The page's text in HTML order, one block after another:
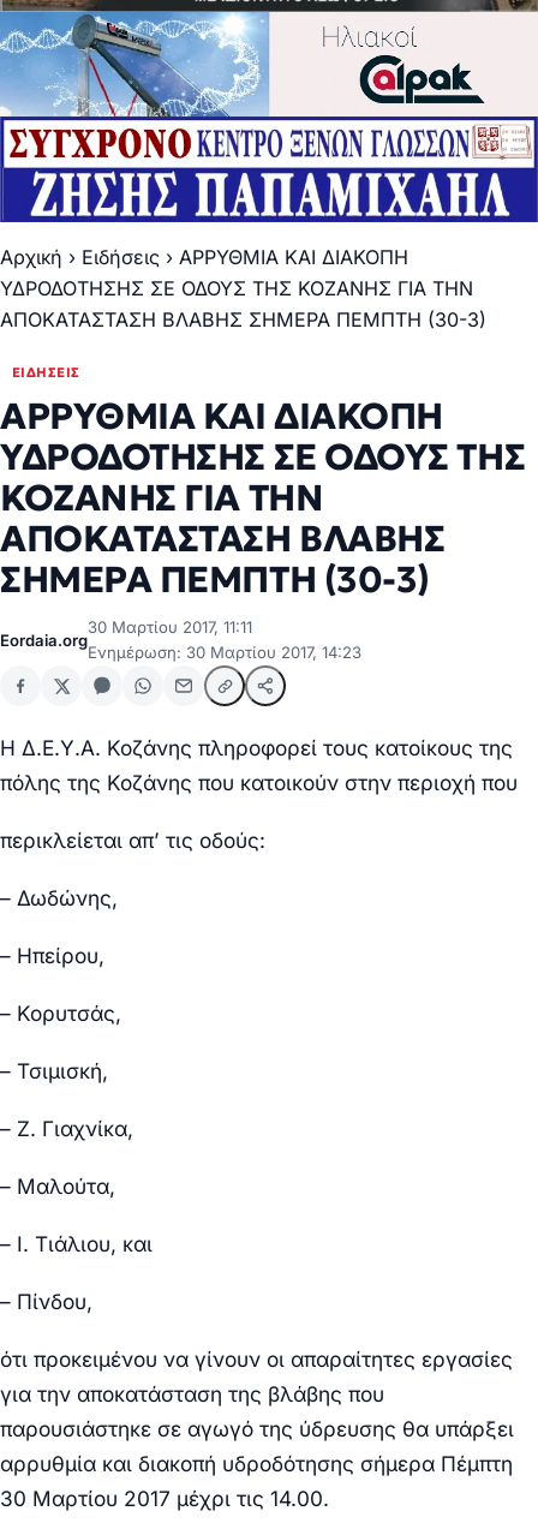
Αρχική › Ειδήσεις › ΑΡΡΥΘΜΙΑ ΚΑΙ ΔΙΑΚΟΠΗ
ΥΔΡΟΔΟΤΗΣΗΣ ΣΕ ΟΔΟΥΣ ΤΗΣ ΚΟΖΑΝΗΣ ΓΙΑ ΤΗΝ
ΑΠΟΚΑΤΑΣΤΑΣΗ ΒΛΑΒΗΣ ΣΗΜΕΡΑ ΠΕΜΠΤΗ (30-3)
ΕΙΔΉΣΕΙΣ
ΑΡΡΥΘΜΙΑ ΚΑΙ ΔΙΑΚΟΠΗ
ΥΔΡΟΔΟΤΗΣΗΣ ΣΕ ΟΔΟΥΣ ΤΗΣ
ΚΟΖΑΝΗΣ ΓΙΑ ΤΗΝ
ΑΠΟΚΑΤΑΣΤΑΣΗ ΒΛΑΒΗΣ
ΣΗΜΕΡΑ ΠΕΜΠΤΗ (30-3)
Eordaia.org
30 Μαρτίου 2017, 11:11
Ενημέρωση: 30 Μαρτίου 2017, 14:23
Η Δ.Ε.Υ.Α. Κοζάνης πληροφορεί τους κατοίκους της
πόλης της Κοζάνης που κατοικούν στην περιοχή που
περικλείεται απ’ τις οδούς:
– Δωδώνης,
– Ηπείρου,
– Κορυτσάς,
– Τσιμισκή,
– Ζ. Γιαχνίκα,
– Μαλούτα,
– Ι. Τιάλιου, και
– Πίνδου,
ότι προκειμένου να γίνουν οι απαραίτητες εργασίες
για την αποκατάσταση της βλάβης που
παρουσιάστηκε σε αγωγό της ύδρευσης θα υπάρξει
αρρυθμία και διακοπή υδροδότησης σήμερα Πέμπτη
30 Μαρτίου 2017 μέχρι τις 14.00.